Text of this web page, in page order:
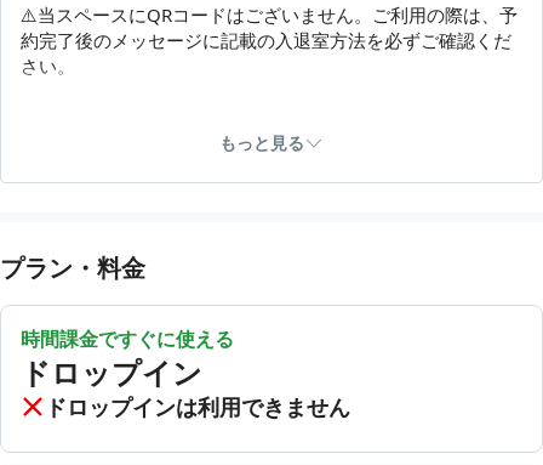
⚠️当スペースにQRコードはございません。ご利用の際は、予
約完了後のメッセージに記載の入退室方法を必ずご確認くだ
さい。
作業内容により、騒音や振動が発生する場合がございます。
あらかじめご了承のうえ、ご予約いただきますようお願いい
もっと見る
プラン・料金
時間課金ですぐに使える
ドロップイン
ドロップインは利用できません